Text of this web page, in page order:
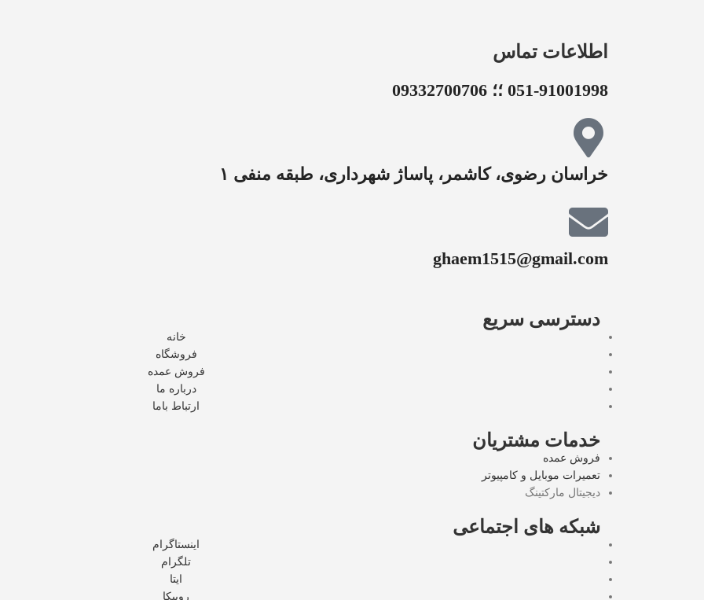
اطلاعات تماس
051-91001998 ؛؛ 09332700706
خراسان رضوی، کاشمر، پاساژ شهرداری، طبقه منفی ۱
ghaem1515@gmail.com
دسترسی سریع
خانه
فروشگاه
فروش عمده
درباره ما
ارتباط باما
خدمات مشتریان
فروش عمده
تعمیرات موبایل و کامپیوتر
دیجیتال مارکتینگ
شبکه های اجتماعی
اینستاگرام
تلگرام
ایتا
روبیکا